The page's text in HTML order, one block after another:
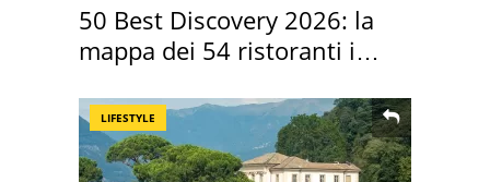
50 Best Discovery 2026: la
mappa dei 54 ristoranti in
LIFESTYLE